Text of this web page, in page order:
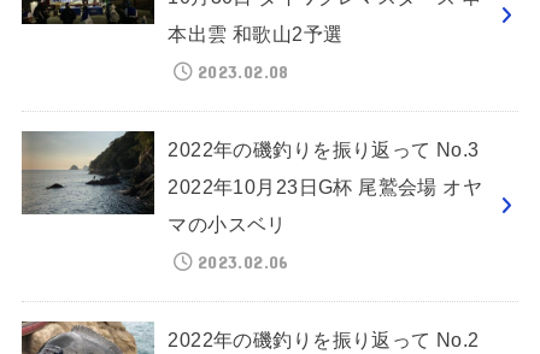
本出雲 和歌山2予選
2023.02.08
2022年の磯釣りを振り返って No.3
2022年10月23日G杯 尾鷲会場 オヤ
マの小スベリ
2023.02.06
2022年の磯釣りを振り返って No.2